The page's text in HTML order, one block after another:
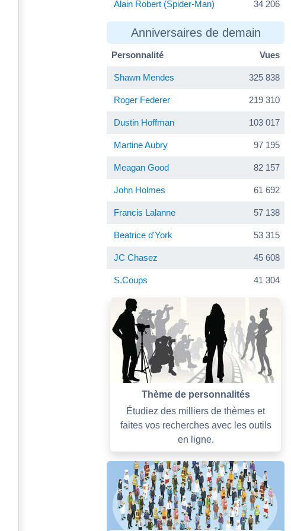
Alain Robert (Spider-Man) 34 206
Anniversaires de demain
Personnalité Vues
Shawn Mendes 325 838
Roger Federer 219 310
Dustin Hoffman 103 017
Martine Aubry 97 195
Meagan Good 82 157
John Holmes 61 692
Francis Lalanne 57 138
Beatrice d'York 53 315
JC Chasez 45 608
S.Coups 41 304
Thème de personnalités
Étudiez des milliers de thèmes et
faites vos recherches avec les outils
en ligne.